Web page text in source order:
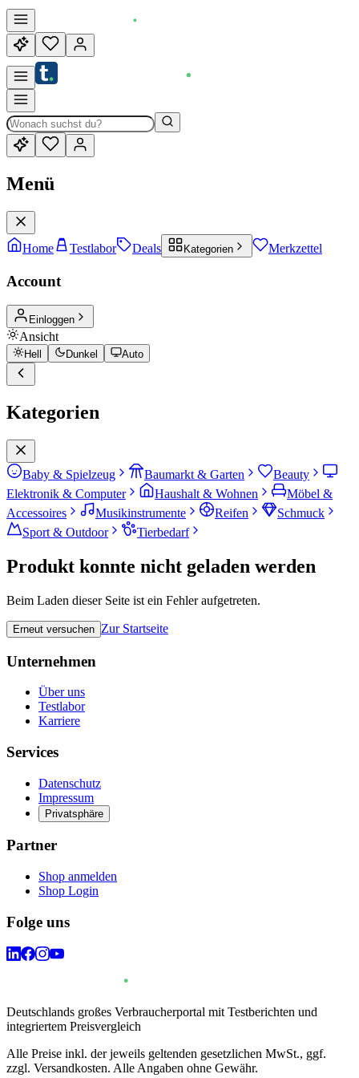
Menü
Home Testlabor Deals Kategorien Merkzettel
Account
Einloggen
Ansicht
Hell Dunkel Auto
Kategorien
Baby & Spielzeug Baumarkt & Garten
Beauty
Elektronik & Computer
Haushalt & Wohnen
Möbel &
Accessoires
Musikinstrumente Reifen
Schmuck
Sport & Outdoor
Tierbedarf
Produkt konnte nicht geladen werden
Beim Laden dieser Seite ist ein Fehler aufgetreten.
Erneut versuchen Zur Startseite
Unternehmen
Über uns
Testlabor
Karriere
Services
Datenschutz
Impressum
Privatsphäre
Partner
Shop anmelden
Shop Login
Folge uns
Deutschlands großes Verbraucherportal mit Testberichten und
integriertem Preisvergleich
Alle Preise inkl. der jeweils geltenden gesetzlichen MwSt., ggf.
zzgl. Versandkosten. Alle Angaben ohne Gewähr.